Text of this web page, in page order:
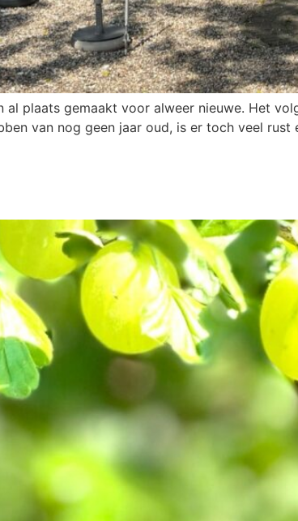
al plaats gemaakt voor alweer nieuwe. Het
van nog geen jaar oud, is er toch veel